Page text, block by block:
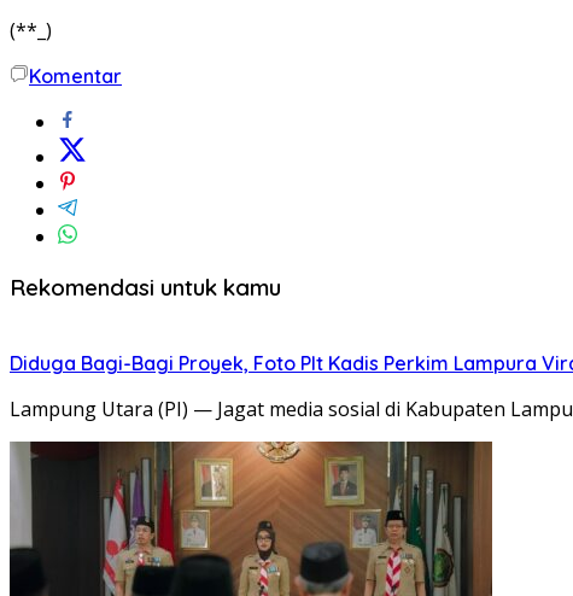
(**_)
Komentar
Rekomendasi untuk kamu
Diduga Bagi-Bagi Proyek, Foto Plt Kadis Perkim Lampura
Lampung Utara (PI) — Jagat media sosial di Kabupaten